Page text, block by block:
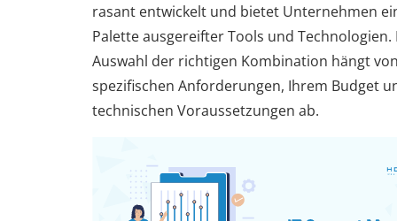
rasant entwickelt und bietet Unternehmen
Palette ausgereifter Tools und Technologien.
Auswahl der richtigen Kombination hängt
spezifischen Anforderungen, Ihrem Budget
technischen Voraussetzungen ab.